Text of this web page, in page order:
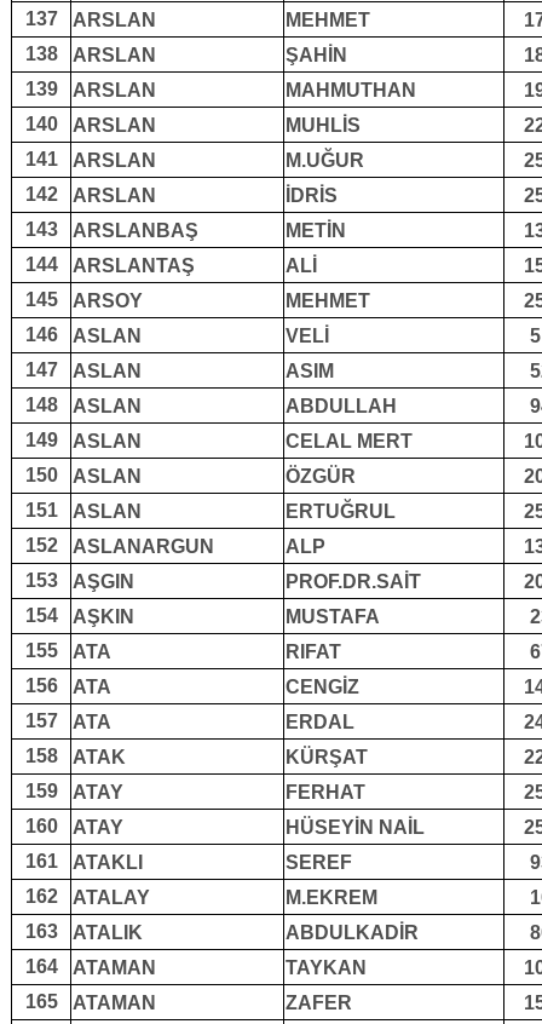
137
ARSLAN MEHMET
138
ARSLAN ŞAHİN
139
ARSLAN MAHMUTHAN
140
ARSLAN MUHLİS
141
ARSLAN M.UĞUR
142
ARSLAN İDRİS
143
ARSLANBAŞ METİN
144
ARSLANTAŞ ALİ
145
ARSOY MEHMET
146
ASLAN VELİ
147
ASLAN ASIM
148
ASLAN ABDULLAH
149
ASLAN CELAL MERT
150
ASLAN ÖZGÜR
151
ASLAN ERTUĞRUL
152
ASLANARGUN ALP
153
AŞGIN PROF.DR.SAİT
154
AŞKIN MUSTAFA
155
ATA RIFAT
156
ATA CENGİZ
157
ATA ERDAL
158
ATAK KÜRŞAT
159
ATAY FERHAT
160
ATAY HÜSEYİN NAİL
161
ATAKLI SEREF
162
ATALAY M.EKREM
163
ATALIK ABDULKADİR
164
ATAMAN TAYKAN
165
ATAMAN ZAFER